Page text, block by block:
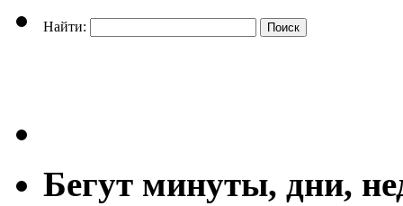
Найти:
Бегут минуты, дни,